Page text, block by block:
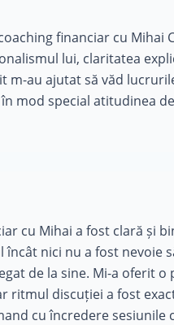
financiar cu Mihai
lui, claritatea
m-au ajutat să văd
mod special atitudinea
cu Mihai a fost clară și
încât nici nu a fost
de la sine. Mi-a oferit o
ritmul discuției a fost
cu încredere